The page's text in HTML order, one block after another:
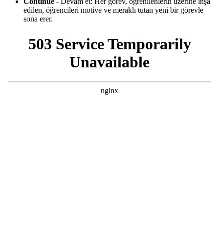
edilen, öğrencileri motive ve meraklı tutan yeni bir görevle
sona erer.